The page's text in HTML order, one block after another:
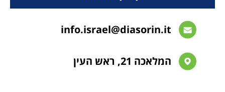
info.israel@diasorin.it
המלאכה 21, ראש העין